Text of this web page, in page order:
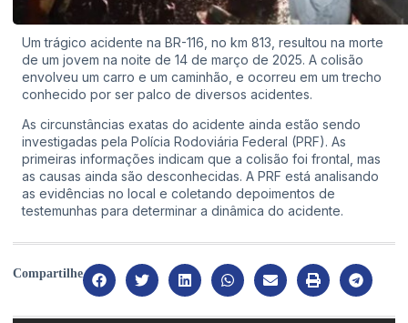
Um trágico acidente na BR-116, no km 813, resultou na morte
de um jovem na noite de 14 de março de 2025. A colisão
envolveu um carro e um caminhão, e ocorreu em um trecho
conhecido por ser palco de diversos acidentes.
As circunstâncias exatas do acidente ainda estão sendo
investigadas pela Polícia Rodoviária Federal (PRF). As
primeiras informações indicam que a colisão foi frontal, mas
as causas ainda são desconhecidas. A PRF está analisando
as evidências no local e coletando depoimentos de
testemunhas para determinar a dinâmica do acidente.
Compartilhe